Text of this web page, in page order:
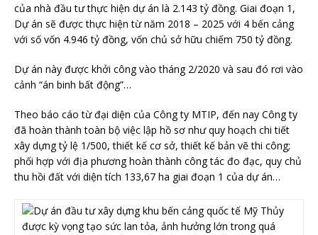
của nhà đầu tư thực hiện dự án là 2.143 tỷ đồng. Giai đoạn 1,
Dự án sẽ được thực hiện từ năm 2018 – 2025 với 4 bến cảng
với số vốn 4.946 tỷ đồng, vốn chủ sở hữu chiếm 750 tỷ đồng.
Dự án này được khởi công vào tháng 2/2020 và sau đó rơi vào
cảnh “án binh bất động”…
Theo báo cáo từ đại diện của Công ty MTIP, đến nay Công ty
đã hoàn thành toàn bộ việc lập hồ sơ như quy hoạch chi tiết
xây dựng tỷ lệ 1/500, thiết kế cơ sở, thiết kế bản vẽ thi công;
phối hợp với địa phương hoàn thành công tác đo đạc, quy chủ
thu hồi đất với diện tích 133,67 ha giai đoạn 1 của dự án…